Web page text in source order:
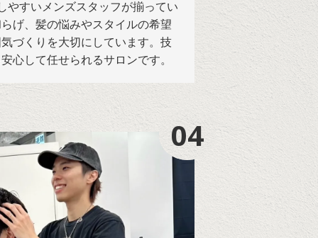
やすいメンズスタッフが揃ってい
げ、髪の悩みやスタイルの希望
づくりを大切にしています。技
心して任せられるサロンです。
04
04